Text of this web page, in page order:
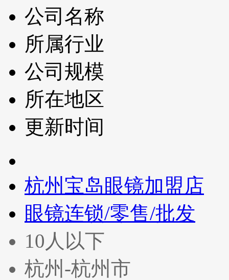
公司名称
所属行业
公司规模
所在地区
更新时间
杭州宝岛眼镜加盟店
眼镜连锁/零售/批发
10人以下
杭州-杭州市